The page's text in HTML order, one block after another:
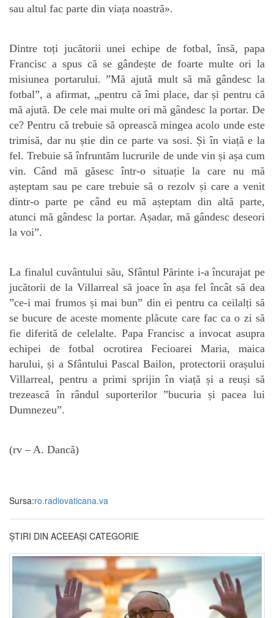
sau altul fac parte din viața noastră».
Dintre toți jucătorii unei echipe de fotbal, însă, papa
Francisc a spus că se gândește de foarte multe ori la
misiunea portarului. ”Mă ajută mult să mă gândesc la
fotbal”, a afirmat, „pentru că îmi place, dar și pentru că
mă ajută. De cele mai multe ori mă gândesc la portar. De
ce? Pentru că trebuie să oprească mingea acolo unde este
trimisă, dar nu știe din ce parte va sosi. Și în viață e la
fel. Trebuie să înfruntăm lucrurile de unde vin și așa cum
vin. Când mă găsesc într-o situație la care nu mă
așteptam sau pe care trebuie să o rezolv și care a venit
dintr-o parte pe când eu mă așteptam din altă parte,
atunci mă gândesc la portar. Așadar, mă gândesc deseori
la voi”.
La finalul cuvântului său, Sfântul Părinte i-a încurajat pe
jucătorii de la Villarreal să joace în așa fel încât să dea
”ce-i mai frumos și mai bun” din ei pentru ca ceilalți să
se bucure de aceste momente plăcute care fac ca o zi să
fie diferită de celelalte. Papa Francisc a invocat asupra
echipei de fotbal ocrotirea Fecioarei Maria, maica
harului, și a Sfântului Pascal Bailon, protectorii orașului
Villarreal, pentru a primi sprijin în viață și a reuși să
trezească în rândul suporterilor ”bucuria și pacea lui
Dumnezeu”.
(rv – A. Dancă)
Sursa:ro.radiovaticana.va
ȘTIRI DIN ACEEAȘI CATEGORIE